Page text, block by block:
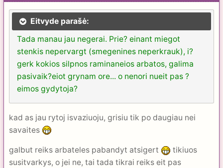
Eitvyde parašė:
Tada manau jau negerai. Prie? einant miegot
stenkis nepervargt (smegenines neperkrauk), i?
gerk kokios silpnos raminaneios arbatos, galima
pasivaik?eiot grynam ore... o nenori nueit pas ?
eimos gydytoja?
kad as jau rytoj isvaziuoju, grisiu tik po daugiau nei
savaites
galbut reiks arbateles pabandyt atsigert
tikiuos
susitvarkys, o jei ne, tai tada tikrai reiks eit pas